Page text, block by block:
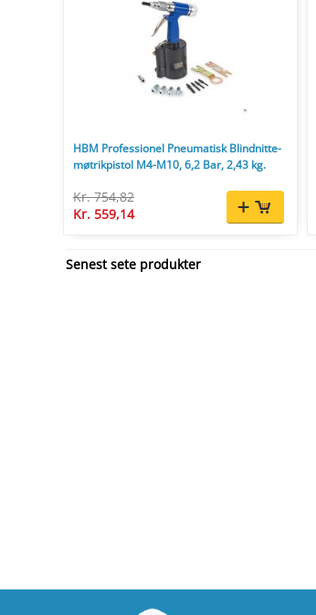
HBM Professionel Pneumatisk Blindnitte-
møtrikpistol M4-M10, 6,2 Bar, 2,43 kg.
Kr. 754,82
Kr. 559,14
Senest sete produkter